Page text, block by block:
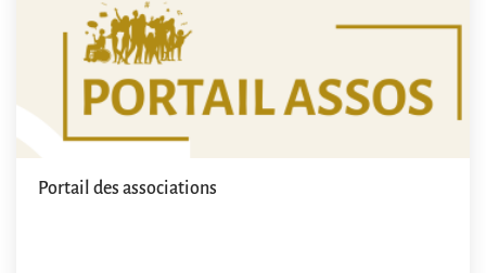
Portail des associations